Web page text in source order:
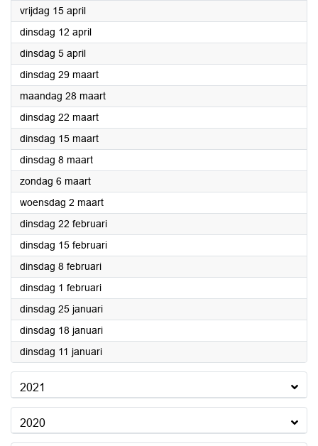
vrijdag 15 april2022
dinsdag 12 april2022
dinsdag 5 april2022
dinsdag 29 maart2022
maandag 28 maart2022
dinsdag 22 maart2022
dinsdag 15 maart2022
dinsdag 8 maart2022
zondag 6 maart2022
woensdag 2 maart2022
dinsdag 22 februari2022
dinsdag 15 februari2022
dinsdag 8 februari2022
dinsdag 1 februari2022
dinsdag 25 januari2022
dinsdag 18 januari2022
dinsdag 11 januari2022
2021
2020